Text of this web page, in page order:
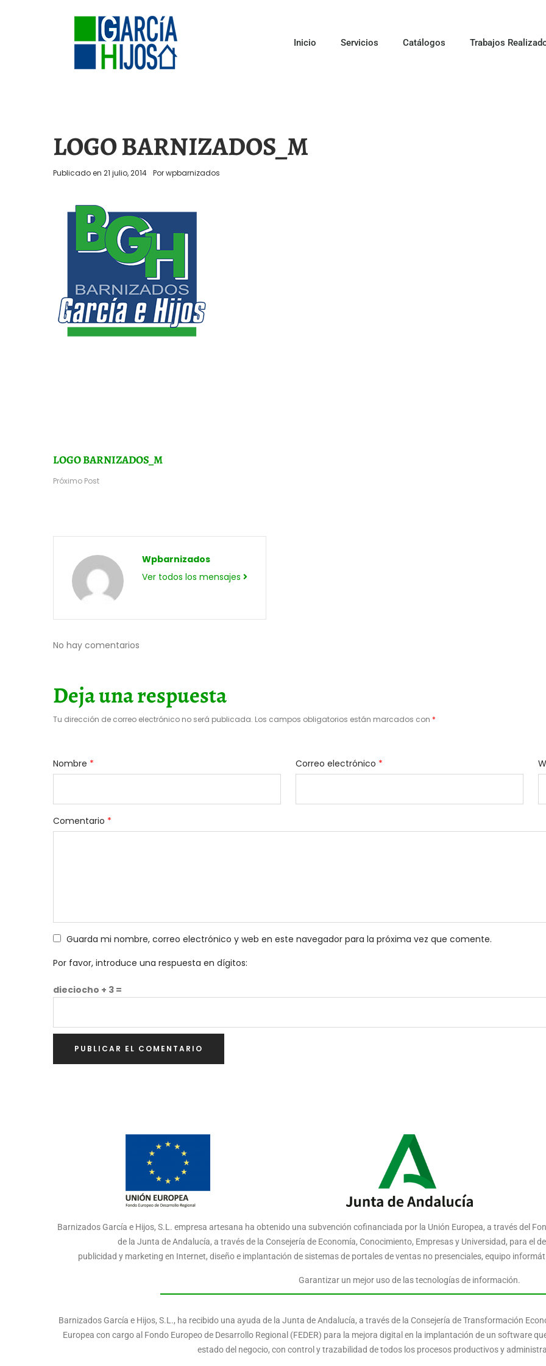
Inicio Servicios Catálogos Trabajos
LOGO BARNIZADOS_M
Publicado en 21 julio, 2014 Porwpbarnizados
LOGO BARNIZADOS_M
Próximo Post
Wpbarnizados
Ver todos los mensajes
No hay comentarios
Deja una respuesta
Tu dirección de correo electrónico no será publicada. Los campos obligatorios están marcados con *
Nombre * Correo electrónico *
Comentario *
Guarda mi nombre, correo electrónico y web en este navegador para la próxima vez que comente.
Por favor, introduce una respuesta en dígitos:
dieciocho + 3 =
Barnizados García e Hijos, S.L. empresa artesana ha obtenido una subvención cofinanciada por la Unión Europea, a través del
de la Junta de Andalucía, a través de la Consejería de Economía, Conocimiento, Empresas y Universidad, para el
publicidad y marketing en Internet, diseño e implantación de sistemas de portales de ventas no presenciales, equipo
Garantizar un mejor uso de las tecnologías de información.
Barnizados García e Hijos, S.L., ha recibido una ayuda de la Junta de Andalucía, a través de la Consejería de Transformación
Europea con cargo al Fondo Europeo de Desarrollo Regional (FEDER) para la mejora digital en la implantación de un software
estado del negocio, con control y trazabilidad de todos los procesos productivos y